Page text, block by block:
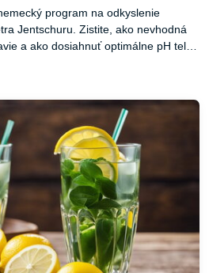
program na odkyslenie
Jentschuru. Zistite, ako nevhodná
a ako dosiahnuť optimálne pH tela